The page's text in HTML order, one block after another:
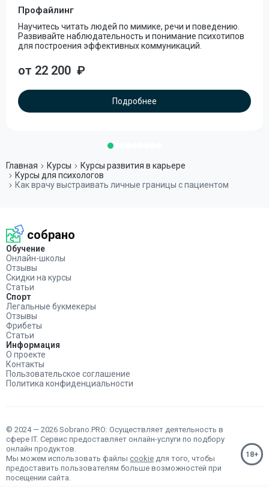
Профайлинг
Научитесь читать людей по мимике, речи и поведению.
Развивайте наблюдательность и понимание психотипов
для построения эффективных коммуникаций.
от 22 200 ₽
Подробнее
Главная Курсы
Курсы развития в карьере
Курсы для психологов
Как врачу выстраивать личные границы с пациентом
собрано
Обучение
Онлайн-школы
Отзывы
Скидки на курсы
Статьи
Спорт
Легальные букмекеры
Отзывы
Фрибеты
Статьи
Информация
О проекте
Контакты
Пользовательское соглашение
Политика конфиденциальности
© 2024 — 2026 Sobrano.PRO: Осуществляет деятельность в
сфере IT. Сервис предоставляет онлайн-услуги по подбору
онлайн продуктов.
Мы можем использовать файлы cookie для того, чтобы
предоставить пользователям больше возможностей при
посещении сайта.